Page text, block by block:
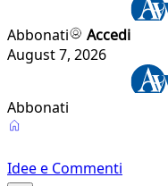
Abbonati
Accedi
August 7, 2026
Abbonati
Idee e Commenti